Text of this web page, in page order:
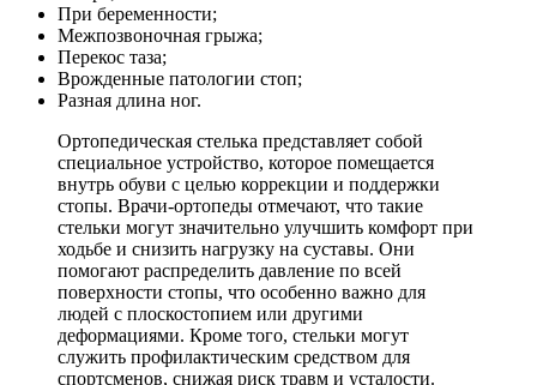
При беременности;
Межпозвоночная грыжа;
Перекос таза;
Врожденные патологии стоп;
Разная длина ног.
Ортопедическая стелька представляет собой
специальное устройство, которое помещается
внутрь обуви с целью коррекции и поддержки
стопы. Врачи-ортопеды отмечают, что такие
стельки могут значительно улучшить комфорт при
ходьбе и снизить нагрузку на суставы. Они
помогают распределить давление по всей
поверхности стопы, что особенно важно для
людей с плоскостопием или другими
деформациями. Кроме того, стельки могут
служить профилактическим средством для
спортсменов, снижая риск травм и усталости.